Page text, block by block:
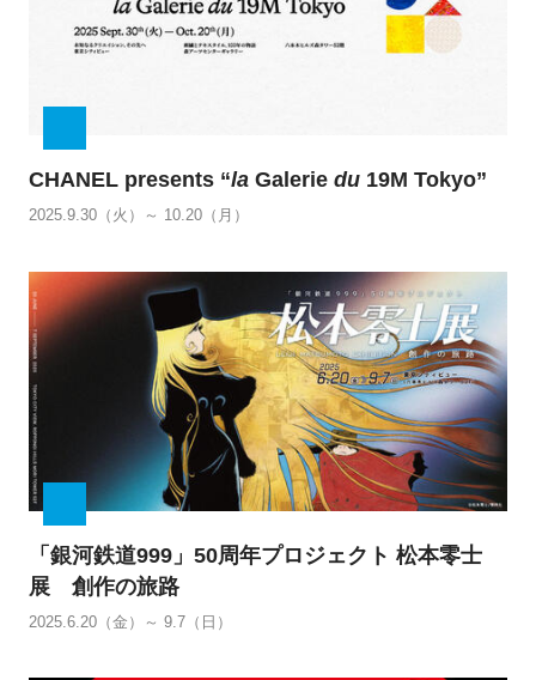
CHANEL presents “laGalerie du19M Tokyo”
2025.9.30（火）～ 10.20（月）
「銀河鉄道999」50周年プロジェクト 松本零士
展 創作の旅路
2025.6.20（金）～ 9.7（日）